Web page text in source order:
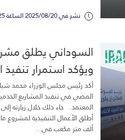
نشر في 2025/08/20 الساعة 3:25 م
السوداني يطلق
ويؤكد استمرار تنفيذ
أكد رئيس مجلس الوزراء محمد
المضي في تنفيذ المشاريع
المعتمد. جاء ذلك خلال زيارته
ألف متر مكعب في...